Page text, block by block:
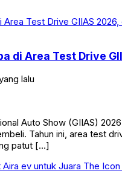
di Area Test Drive
lalu
Auto Show (GIIAS)
Tahun ini, area test
patut […]